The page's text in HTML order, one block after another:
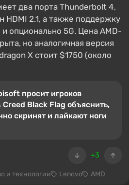
два порта Thunderbolt 4,
HDMI 2.1, а также поддержку
опционально 5G. Цена AMD-
но аналогичная версия
X стоит $1750 (около
просит игроков
Black Flag объяснить,
скринят и лайкают ноги
+3
и технологии Lenovo AMD